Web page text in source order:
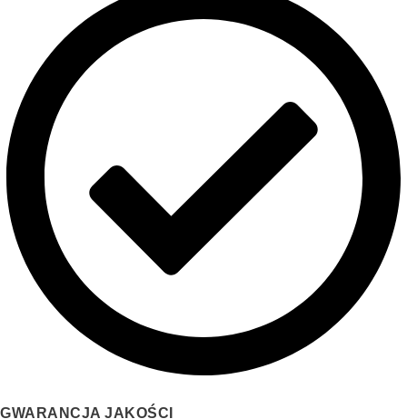
GWARANCJA JAKOŚCI